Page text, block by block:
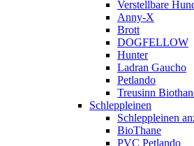
Verstellbare
Anny-X
Brott
DOGFELLOW
Hunter
Ladran Gaucho
Petlando
Treusinn
Schleppleinen
Schleppleinen
BioThane
PVC Petlando